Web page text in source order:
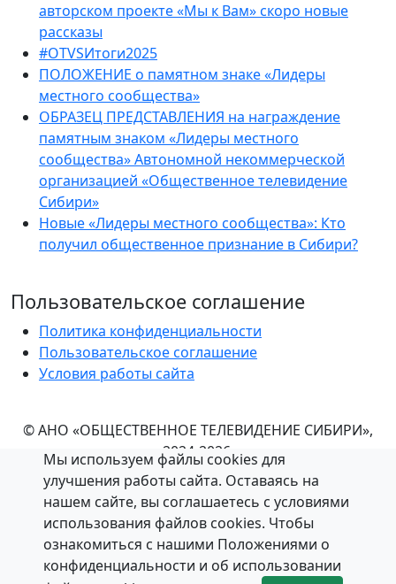
авторском проекте «Мы к Вам» скоро новые
рассказы
#OTVSИтоги2025
ПОЛОЖЕНИЕ о памятном знаке «Лидеры
местного сообщества»
ОБРАЗЕЦ ПРЕДСТАВЛЕНИЯ на награждение
памятным знаком «Лидеры местного
сообщества» Автономной некоммерческой
организацией «Общественное телевидение
Сибири»
Новые «Лидеры местного сообщества»: Кто
получил общественное признание в Сибири?
Пользовательское соглашение
Политика конфиденциальности
Пользовательское соглашение
Условия работы сайта
© АНО «ОБЩЕСТВЕННОЕ ТЕЛЕВИДЕНИЕ СИБИРИ»,
2024-2026.
Все права защищены. При любом использовании
материалов ссылка (для сайтов - гиперссылка на
https://otvs.online) обязательна.
Используя настоящий сайт, вы обязуетесь
выполнять условия
данного соглашения.
Положение об обработке и
защите персональных
Мы используем файлы cookies для
улучшения работы сайта. Оставаясь на
нашем сайте, вы соглашаетесь с условиями
использования файлов cookies. Чтобы
ознакомиться с нашими Положениями о
конфиденциальности и об использовании